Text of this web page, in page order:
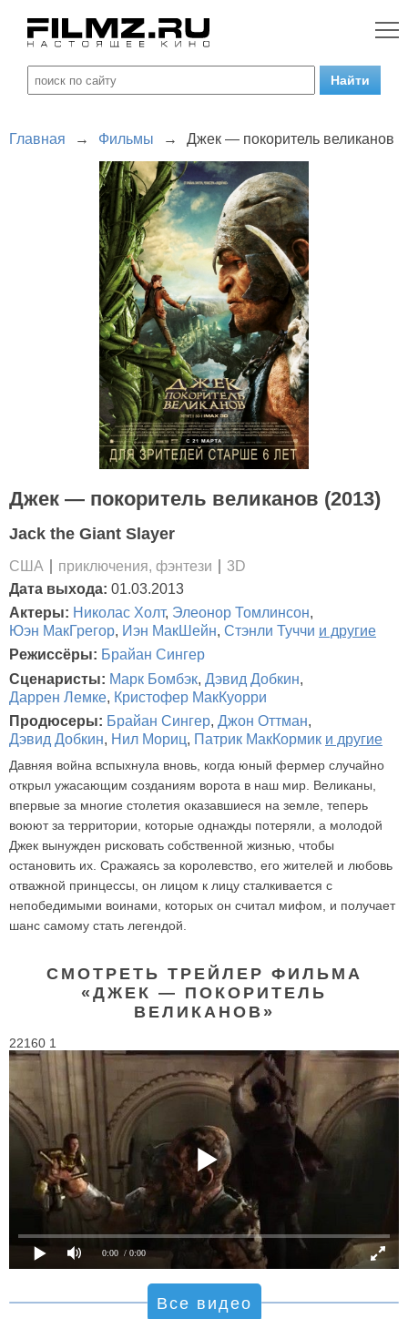
Главная → Фильмы → Джек — покоритель великанов
Джек — покоритель великанов (2013)
Jack the Giant Slayer
США приключения, фэнтези
3D
Дата выхода: 01.03.2013
Актеры: Николас Холт, Элеонор Томлинсон,
Юэн МакГрегор, Иэн МакШейн, Стэнли Туччи и другие
Режиссёры: Брайан Сингер
Сценаристы: Марк Бомбэк, Дэвид Добкин,
Даррен Лемке, Кристофер МакКуорри
Продюсеры: Брайан Сингер, Джон Оттман,
Дэвид Добкин, Нил Мориц, Патрик МакКормик и другие
Давняя война вспыхнула вновь, когда юный фермер случайно
открыл ужасающим созданиям ворота в наш мир. Великаны,
впервые за многие столетия оказавшиеся на земле, теперь
воюют за территории, которые однажды потеряли, а молодой
Джек вынужден рисковать собственной жизнью, чтобы
остановить их. Сражаясь за королевство, его жителей и любовь
отважной принцессы, он лицом к лицу сталкивается с
непобедимыми воинами, которых он считал мифом, и получает
шанс самому стать легендой.
СМОТРЕТЬ ТРЕЙЛЕР ФИЛЬМА
«ДЖЕК — ПОКОРИТЕЛЬ
ВЕЛИКАНОВ»
22160 1
0:00 / 0:00
Все видео